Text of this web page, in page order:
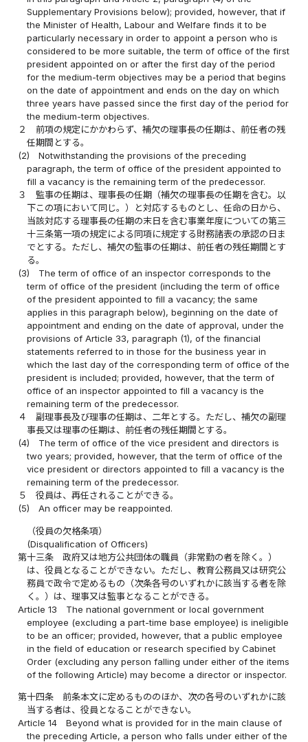
Supplementary Provisions below); provided, however, that if
the Minister of Health, Labour and Welfare finds it to be
particularly necessary in order to appoint a person who is
considered to be more suitable, the term of office of the first
president appointed on or after the first day of the period
for the medium-term objectives may be a period that begins
on the date of appointment and ends on the day on which
three years have passed since the first day of the period for
the medium-term objectives.
２
前項の規定にかかわらず、補欠の理事長の任期は、前任者の残
任期間とする。
(2)
Notwithstanding the provisions of the preceding
paragraph, the term of office of the president appointed to
fill a vacancy is the remaining term of the predecessor.
３
監事の任期は、理事長の任期（補欠の理事長の任期を含む。以
下この項において同じ。）と対応するものとし、任命の日から、
当該対応する理事長の任期の末日を含む事業年度についての第三
十三条第一項の規定による同項に規定する財務諸表の承認の日ま
でとする。ただし、補欠の監事の任期は、前任者の残任期間とす
る。
(3)
The term of office of an inspector corresponds to the
term of office of the president (including the term of office
of the president appointed to fill a vacancy; the same
applies in this paragraph below), beginning on the date of
appointment and ending on the date of approval, under the
provisions of Article 33, paragraph (1), of the financial
statements referred to in those for the business year in
which the last day of the corresponding term of office of the
president is included; provided, however, that the term of
office of an inspector appointed to fill a vacancy is the
remaining term of the predecessor.
４
副理事長及び理事の任期は、二年とする。ただし、補欠の副理
事長又は理事の任期は、前任者の残任期間とする。
(4)
The term of office of the vice president and directors is
two years; provided, however, that the term of office of the
vice president or directors appointed to fill a vacancy is the
remaining term of the predecessor.
５
役員は、再任されることができる。
(5)
An officer may be reappointed.
（役員の欠格条項）
(Disqualification of Officers)
第十三条
政府又は地方公共団体の職員（非常勤の者を除く。）
は、役員となることができない。ただし、教育公務員又は研究公
務員で政令で定めるもの（次条各号のいずれかに該当する者を除
く。）は、理事又は監事となることができる。
Article 13
The national government or local government
employee (excluding a part-time base employee) is ineligible
to be an officer; provided, however, that a public employee
in the field of education or research specified by Cabinet
Order (excluding any person falling under either of the items
of the following Article) may become a director or inspector.
第十四条
前条本文に定めるもののほか、次の各号のいずれかに該
当する者は、役員となることができない。
Article 14
Beyond what is provided for in the main clause of
the preceding Article, a person who falls under either of the